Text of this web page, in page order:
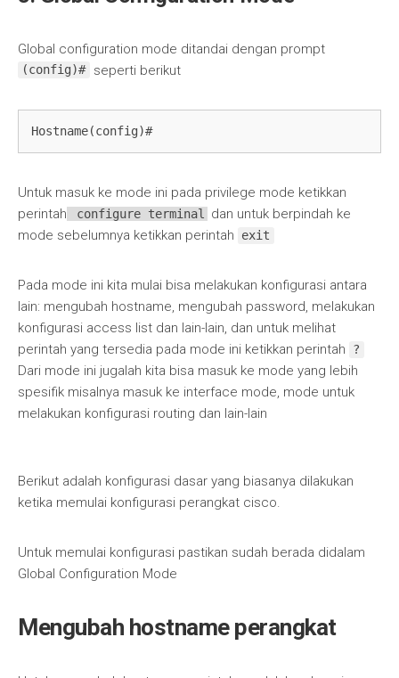
Global configuration mode ditandai dengan prompt
(config)# seperti berikut
Hostname(config)#
Untuk masuk ke mode ini pada privilege mode ketikkan
perintah
configure terminal dan untuk berpindah ke
mode sebelumnya ketikkan perintah
exit
Pada mode ini kita mulai bisa melakukan konfigurasi antara
lain: mengubah hostname, mengubah password, melakukan
konfigurasi access list dan lain-lain, dan untuk melihat
perintah yang tersedia pada mode ini ketikkan perintah
?
Dari mode ini jugalah kita bisa masuk ke mode yang lebih
spesifik misalnya masuk ke interface mode, mode untuk
melakukan konfigurasi routing dan lain-lain
Berikut adalah konfigurasi dasar yang biasanya dilakukan
ketika memulai konfigurasi perangkat cisco.
Untuk memulai konfigurasi pastikan sudah berada didalam
Global Configuration Mode
Mengubah hostname perangkat